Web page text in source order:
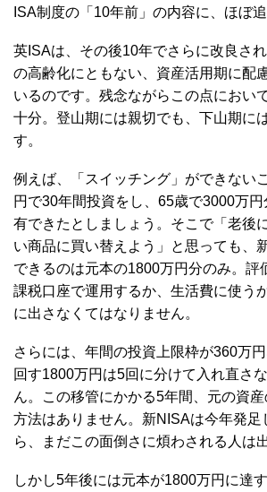
ISA制度の「10年前」の内容に、ほぼ
英ISAは、その後10年でさらに改良さ
の高齢化にともない、資産活用期に配
いるのです。残念ながらこの点におい
十分。登山期には親切でも、下山期に
す。
例えば、「スイッチング」ができない
円で30年間投資をし、65歳で3000万
有できたとしましょう。そこで「老後
い商品に買い替えよう」と思っても、
できるのは元本の1800万円分のみ。評
課税口座で運用するか、生活費に使う
に出さなくてはなりません。
さらには、年間の投資上限枠が360万
回す1800万円は5回に分けて入れ直さ
ん。この移管にかかる5年間、元の資
方法はありません。新NISAは今年発足
ら、まだこの面倒さに煩わされる人は
しかし5年後には元本が1800万円に達